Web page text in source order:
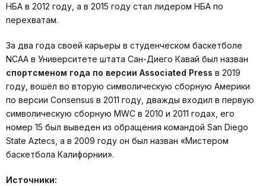
НБА в 2012 году, а в 2015 году стал лидером НБА по
перехватам.
За два года своей карьеры в студенческом баскетболе
NCAA в Университете штата Сан-Диего Кавай был назван
спортсменом года по версии Associated Press в 2019
году, вошёл во вторую символическую сборную Америки
по версии Consensus в 2011 году, дважды входил в первую
символическую сборную MWC в 2010 и 2011 годах, его
номер 15 был выведен из обращения командой San Diego
State Aztecs, а в 2009 году он был назван «Мистером
баскетбола Калифорнии».
Источники: